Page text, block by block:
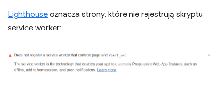
Lighthouse oznacza strony, które nie rejestrują skryptu
service worker: